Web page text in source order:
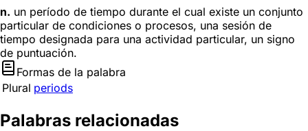
n. un período de tiempo durante el cual existe un conjunto
particular de condiciones o procesos, una sesión de
tiempo designada para una actividad particular, un signo
de puntuación.
Formas de la palabra
Plural periods
Palabras relacionadas